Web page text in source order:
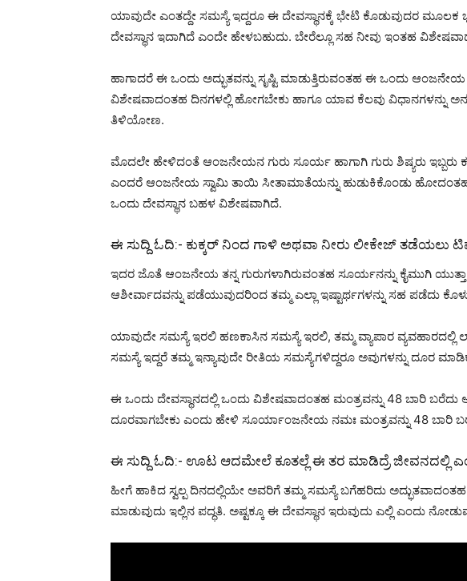
ಯಾವುದೇ ಎಂತದ್ದೇ ಸಮಸ್ಯೆ ಇದ್ದರೂ ಈ ದೇವಸ್ಥಾನಕ್ಕೆ ಭೇಟಿ ಕೊಡುವುದರ ಮೂಲಕ
ದೇವಸ್ಥಾನ ಇದಾಗಿದೆ ಎಂದೇ ಹೇಳಬಹುದು. ಬೇರೆಲ್ಲೂ ಸಹ ನೀವು ಇಂತಹ
ಹಾಗಾದರೆ ಈ ಒಂದು ಅದ್ಭುತವನ್ನು ಸೃಷ್ಟಿ ಮಾಡುತ್ತಿರುವಂತಹ ಈ ಒಂದು
ವಿಶೇಷವಾದಂತಹ ದಿನಗಳಲ್ಲಿ ಹೋಗಬೇಕು ಹಾಗೂ ಯಾವ ಕೆಲವು ವಿಧಾನಗಳನ್ನು
ತಿಳಿಯೋಣ.
ಮೊದಲೇ ಹೇಳಿದಂತೆ ಆಂಜನೇಯನ ಗುರು ಸೂರ್ಯ ಹಾಗಾಗಿ ಗುರು ಶಿಷ್ಯರು ಇಬ್ಬರು
ಎಂದರೆ ಆಂಜನೇಯ ಸ್ವಾಮಿ ತಾಯಿ ಸೀತಾಮಾತೆಯನ್ನು ಹುಡುಕಿಕೊಂಡು ಹೋದಂತಹ
ಒಂದು ದೇವಸ್ಥಾನ ಬಹಳ ವಿಶೇಷವಾಗಿದೆ.
ಈ ಸುದ್ದಿ ಓದಿ:- ಕುಕ್ಕರ್ ನಿಂದ ಗಾಳಿ ಅಥವಾ ನೀರು ಲೀಕೇಜ್‌ ತಡೆಯಲು
ಇದರ ಜೊತೆ ಆಂಜನೇಯ ತನ್ನ ಗುರುಗಳಾಗಿರುವಂತಹ ಸೂರ್ಯನನ್ನು ಕೈಮುಗಿ
ಆಶೀರ್ವಾದವನ್ನು ಪಡೆಯುವುದರಿಂದ ತಮ್ಮ ಎಲ್ಲಾ ಇಷ್ಟಾರ್ಥಗಳನ್ನು ಸಹ ಪಡೆದು
ಯಾವುದೇ ಸಮಸ್ಯೆ ಇರಲಿ ಹಣಕಾಸಿನ ಸಮಸ್ಯೆ ಇರಲಿ, ತಮ್ಮ ವ್ಯಾಪಾರ
ಸಮಸ್ಯೆ ಇದ್ದರೆ ತಮ್ಮ ಇನ್ಯಾವುದೇ ರೀತಿಯ ಸಮಸ್ಯೆಗಳಿದ್ದರೂ ಅವುಗಳನ್ನು ದೂರ
ಈ ಒಂದು ದೇವಸ್ಥಾನದಲ್ಲಿ ಒಂದು ವಿಶೇಷವಾದಂತಹ ಮಂತ್ರವನ್ನು 48 ಬಾರಿ ಬರೆದು
ದೂರವಾಗಬೇಕು ಎಂದು ಹೇಳಿ ಸೂರ್ಯಾಂಜನೇಯ ನಮಃ ಮಂತ್ರವನ್ನು 48 ಬಾರಿ
ಈ ಸುದ್ದಿ ಓದಿ:- ಊಟ ಆದಮೇಲೆ ಕೂತಲ್ಲೆ ಈ ತರ ಮಾಡಿದ್ರೆ ಜೀವನದಲ್ಲಿ
ಹೀಗೆ ಹಾಕಿದ ಸ್ವಲ್ಪ ದಿನದಲ್ಲಿಯೇ ಅವರಿಗೆ ತಮ್ಮ ಸಮಸ್ಯೆ ಬಗೆಹರಿದು ಅದ್ಭುತವಾದಂತಹ
ಮಾಡುವುದು ಇಲ್ಲಿನ ಪದ್ಧತಿ. ಅಷ್ಟಕ್ಕೂ ಈ ದೇವಸ್ಥಾನ ಇರುವುದು ಎಲ್ಲಿ ಎಂದು